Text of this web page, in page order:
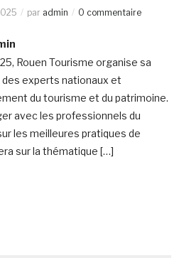
par admin 0 commentaire
Rouen Tourisme organise sa
experts nationaux et
du tourisme et du patrimoine.
avec les professionnels du
les meilleures pratiques de
sur la thématique […]